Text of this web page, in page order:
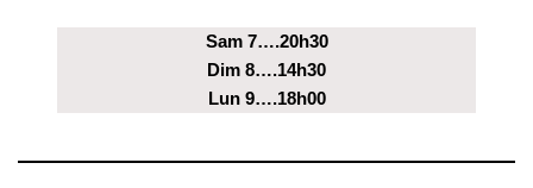
Sam 7….20h30
Dim 8….14h30
Lun 9….18h00